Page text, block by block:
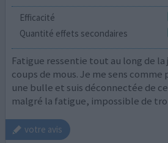
Efficacité
Quantité effets secondaires
Fatigue ressentie tout au long de
coups de mous. Je me sens comme
une bulle et suis déconnectée de
malgré la fatigue, impossible de
votre avis